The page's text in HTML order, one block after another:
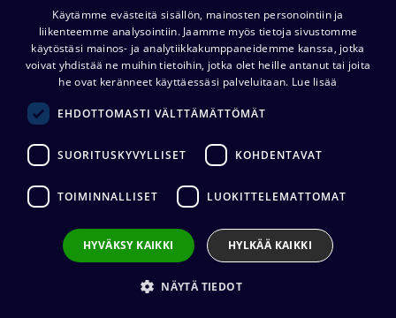
Cordial CPI ZZ patch-kaapeli
3,5 mm monoplugit
11,48
Liittimet
1 x 3,5 mm mono (uros) / 1 x 3,5 mm mono (uros)
Kaapelin valmistaja:Cordial
Johtimet
2 x 0.18 mm²
Ulkovaipan materiaali
0,15 m, 0,3 m, 0,6 m, 0,9 m, 1,2 m
FINNISH
ENGLISH
Käytämme evästeitä sisällön, mainosten personointiin ja
liikenteemme analysointiin. Jaamme myös tietoja sivustomme
käytöstäsi mainos- ja analytiikkakumppaneidemme kanssa, jotka
voivat yhdistää ne muihin tietoihin, jotka olet heille antanut tai joita
he ovat keränneet käyttäessäsi palveluitaan. Lue lisää
EHDOTTOMASTI VÄLTTÄMÄTTÖMÄT
SUORITUSKYVYLLISET KOHDENTAVAT
TOIMINNALLISET LUOKITTELEMATTOMAT
HYVÄKSY KAIKKI HYLKÄÄ KAIKKI
NÄYTÄ TIEDOT